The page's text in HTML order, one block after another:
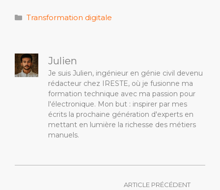
Catégories
Transformation digitale
Julien
Je suis Julien, ingénieur en génie civil devenu
rédacteur chez IRESTE, où je fusionne ma
formation technique avec ma passion pour
l'électronique. Mon but : inspirer par mes
écrits la prochaine génération d'experts en
mettant en lumière la richesse des métiers
manuels.
ARTICLE PRÉCÉDENT